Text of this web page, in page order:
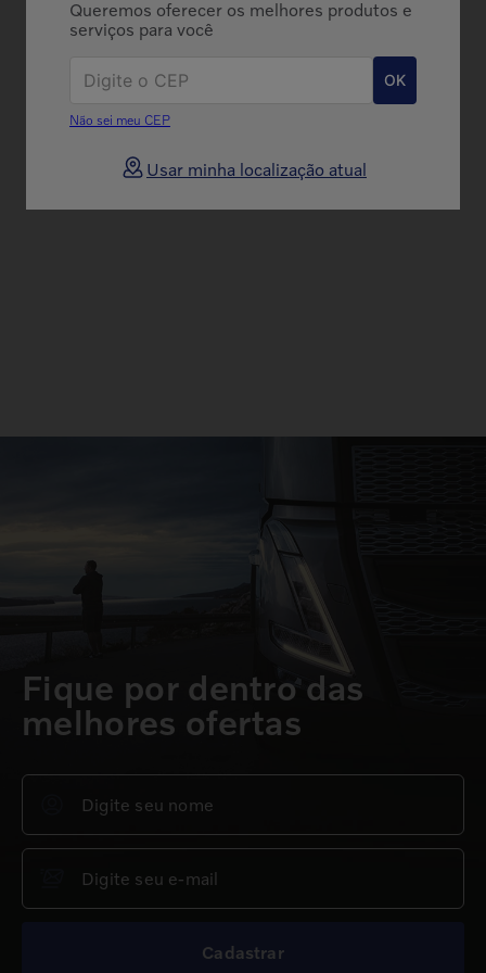
Fique por dentro das
melhores ofertas
Cadastrar
Queremos oferecer os melhores produtos e
serviços para você
OK
Não sei meu CEP
Usar minha localização atual